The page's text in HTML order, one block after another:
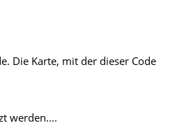
Die Karte, mit der dieser Code
werden....